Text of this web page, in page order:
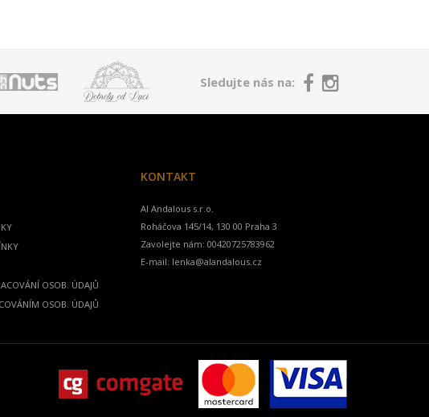
Sledujte nás na:
OSOB. ÚDAJŮ
OSOB. ÚDAJŮ
KONTAKT
Al Andalous s.r.o.
Zavolejte nám: 00420725783962
E-mail: lenka@alandalous.cz